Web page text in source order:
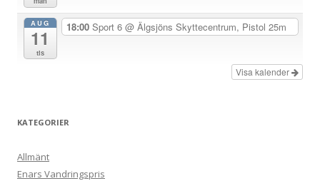
g
AUG
11
tis
18:00 Sport 6 @ Älgsjöns Skyttecentrum, Pistol 25m
Visa kalender
KATEGORIER
Allmänt
Enars Vandringspris